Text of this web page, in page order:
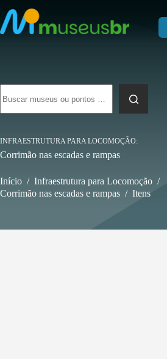
para
o
conteúdo
resultados
INFRAESTRUTURA PARA LOCOMOÇÃO
Corrimão nas escadas e rampas
Início / Infraestrutura para Locomoção /
Corrimão nas escadas e rampas / Itens